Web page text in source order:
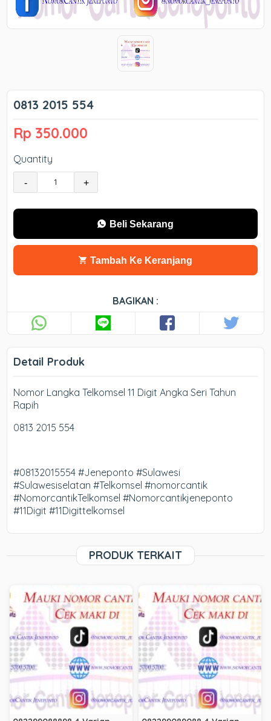
0813 2015 554
Rp 350.000
Quantity
- +
Beli Sekarang
Tambah Ke Keranjang
BAGIKAN :
Detail Produk
Nomor Langka Telkomsel 11 Digit Angka Seri Tahun
Rapih
0813 2015 554
#08132015554 #Jeneponto #Sulawesi
#Sulawesiselatan #Telkomsel #nomorcantik
#NomorcantikTelkomsel #Nomorcantikjeneponto
#11Digit #11Digittelkomsel
PRODUK TERKAIT